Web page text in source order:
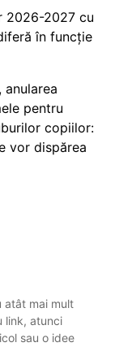
2026-2027 cu
în funcție
pentru
copiilor:
vor dispărea
atât mai mult
link, atunci
sau o idee